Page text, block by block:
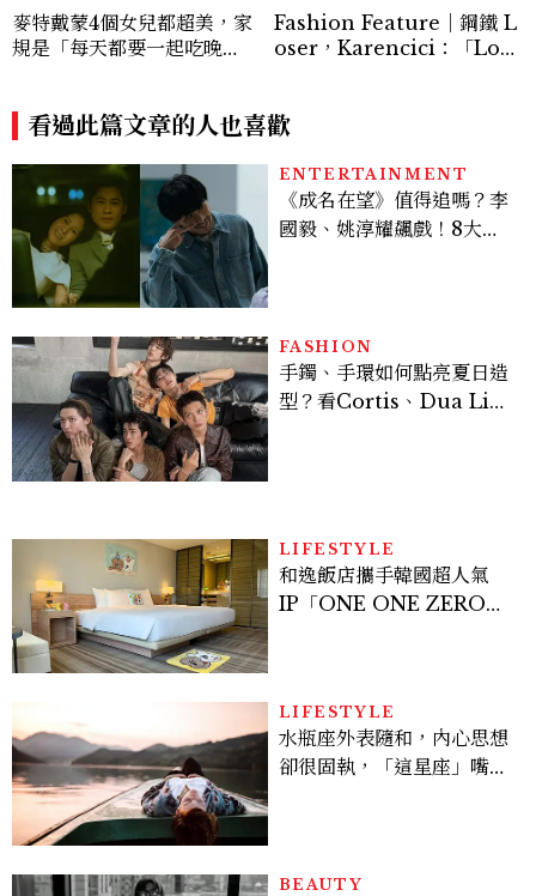
麥特戴蒙4個女兒都超美，家
規是「每天都要一起吃晚
Fashion Feature｜鋼鐵 L
oser，Karencici：「Love
己。」
看過此篇文章的人也喜歡
ENTERTAINMENT
《成名在望》值得追嗎？李
國毅、姚淳耀飆戲！8大看
FASHION
手鐲、手環如何點亮夏日造
型？看Cortis、Dua Lip
LIFESTYLE
和逸飯店攜手韓國超人氣
IP「ONE ONE ZERO
LIFESTYLE
水瓶座外表隨和，內心思想
卻很固執，「這星座」嘴上
BEAUTY